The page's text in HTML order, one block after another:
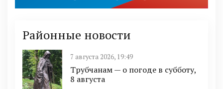
Районные новости
7 августа 2026, 19:49
Трубчанам — о погоде в субботу,
8 августа